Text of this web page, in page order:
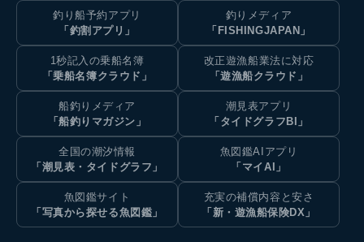
釣り船予約アプリ
「釣割アプリ」
釣りメディア
「FISHINGJAPAN」
1秒記入の乗船名簿
「乗船名簿クラウド」
改正遊漁船業法に対応
「遊漁船クラウド」
船釣りメディア
「船釣りマガジン」
潮見表アプリ
「タイドグラフBI」
全国の潮汐情報
「潮見表・タイドグラフ」
魚図鑑AIアプリ
「マイAI」
魚図鑑サイト
「写真から探せる魚図鑑」
充実の補償内容と安さ
「新・遊漁船保険DX」